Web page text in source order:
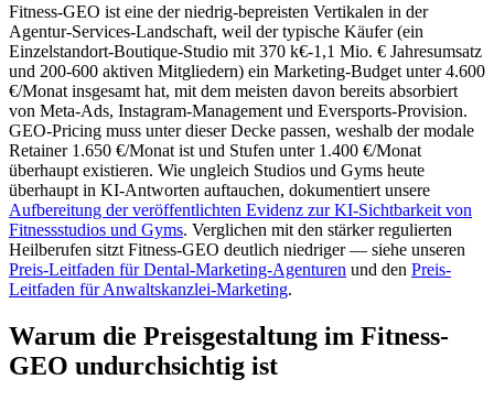
Fitness-GEO ist eine der niedrig-bepreisten Vertikalen in der
Agentur-Services-Landschaft, weil der typische Käufer (ein
Einzelstandort-Boutique-Studio mit 370 k€-1,1 Mio. € Jahresumsatz
und 200-600 aktiven Mitgliedern) ein Marketing-Budget unter 4.600
€/Monat insgesamt hat, mit dem meisten davon bereits absorbiert
von Meta-Ads, Instagram-Management und Eversports-Provision.
GEO-Pricing muss unter dieser Decke passen, weshalb der modale
Retainer 1.650 €/Monat ist und Stufen unter 1.400 €/Monat
überhaupt existieren. Wie ungleich Studios und Gyms heute
überhaupt in KI-Antworten auftauchen, dokumentiert unsere
Aufbereitung der veröffentlichten Evidenz zur KI-Sichtbarkeit von
Fitnessstudios und Gyms. Verglichen mit den stärker regulierten
Heilberufen sitzt Fitness-GEO deutlich niedriger — siehe unseren
Preis-Leitfaden für Dental-Marketing-Agenturen und den Preis-
Leitfaden für Anwaltskanzlei-Marketing.
Warum die Preisgestaltung im Fitness-
GEO undurchsichtig ist